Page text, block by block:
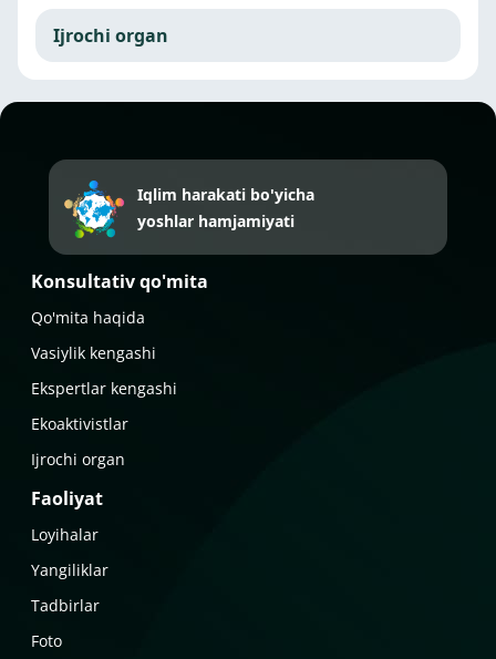
Ijrochi organ
Iqlim harakati bo'yicha
yoshlar hamjamiyati
Konsultativ qo'mita
Qo'mita haqida
Vasiylik kengashi
Ekspertlar kengashi
Ekoaktivistlar
Ijrochi organ
Faoliyat
Loyihalar
Yangiliklar
Tadbirlar
Foto